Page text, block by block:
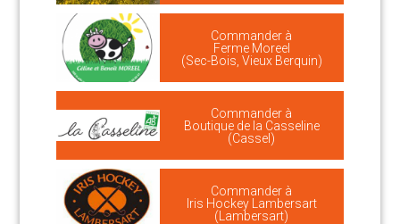
Commander à
Ferme Moreel
(Sec-Bois, Vieux Berquin)
Commander à
Boutique de la Casseline
(Cassel)
Commander à
Iris Hockey Lambersart
(Lambersart)